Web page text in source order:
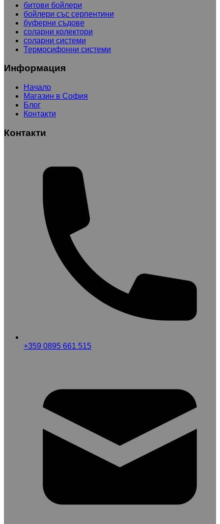
битови бойлери
бойлери със серпентини
буферни съдове
соларни колектори
соларни системи
Термосифонни системи
Информация
Начало
Магазин в София
Блог
Контакти
Контакти
+359 0895 661 515